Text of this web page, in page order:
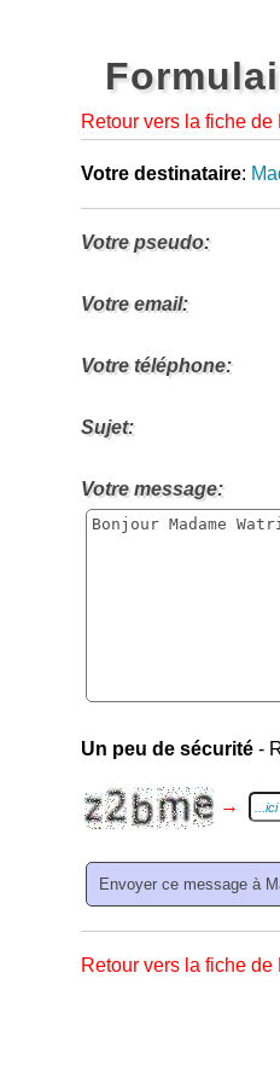
Retour vers la fiche
Votre destinataire:
Votre pseudo:
Votre email:
Votre téléphone:
Sujet:
Votre message:
Un peu de sécurité -
→
Retour vers la fiche